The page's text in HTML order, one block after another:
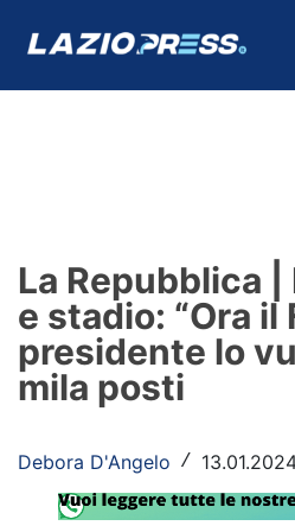
Formello
Infortuni
Primavera
Calciomercato
Lazio Women
La Repubblica
e stadio: “Ora il
presidente lo
mila posti
Debora D'Angelo /